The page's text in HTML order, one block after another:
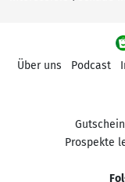
Über uns Podcast
Prospekte